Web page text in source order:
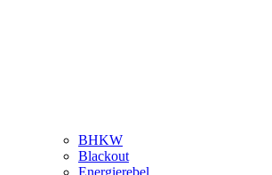
BHKW
Blackout
Energierebel